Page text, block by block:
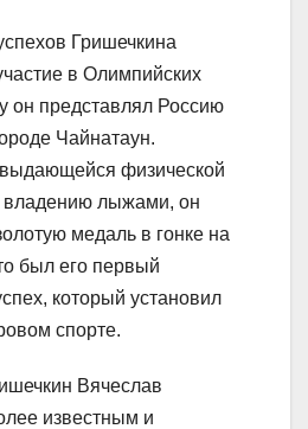
Гришечкина
в Олимпийских
он представлял Россию
Чайнатаун.
физической
лыжами, он
медаль в гонке на
был его первый
который установил
спорте.
Вячеслав
известным и